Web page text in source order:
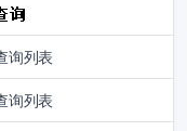
询列表
询列表